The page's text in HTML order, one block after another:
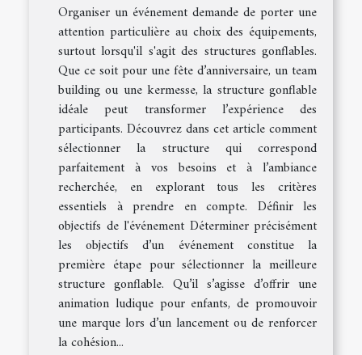
Organiser un événement demande de porter une
attention particulière au choix des équipements,
surtout lorsqu'il s'agit des structures gonflables.
Que ce soit pour une fête d’anniversaire, un team
building ou une kermesse, la structure gonflable
idéale peut transformer l’expérience des
participants. Découvrez dans cet article comment
sélectionner la structure qui correspond
parfaitement à vos besoins et à l’ambiance
recherchée, en explorant tous les critères
essentiels à prendre en compte. Définir les
objectifs de l'événement Déterminer précisément
les objectifs d’un événement constitue la
première étape pour sélectionner la meilleure
structure gonflable. Qu’il s’agisse d’offrir une
animation ludique pour enfants, de promouvoir
une marque lors d’un lancement ou de renforcer
la cohésion...